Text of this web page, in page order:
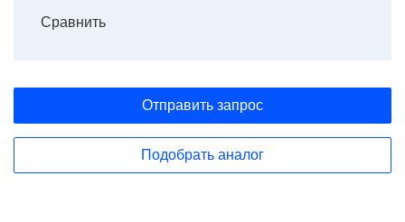
Сравнить
Отправить запрос
Подобрать аналог